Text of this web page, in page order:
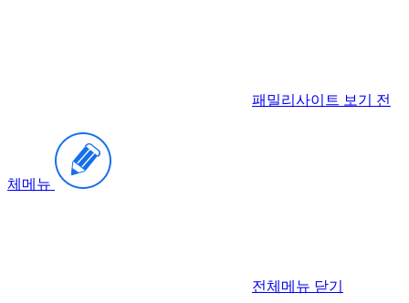
패밀리사이트 보기 전
체메뉴
전체메뉴 닫기